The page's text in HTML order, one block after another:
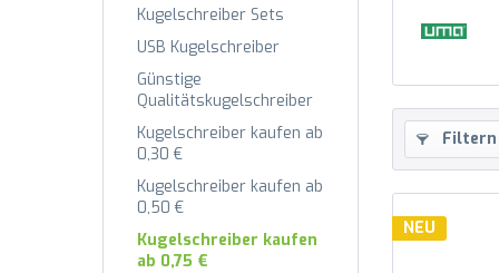
Kugelschreiber Sets
USB Kugelschreiber
Günstige
Qualitätskugelschreiber
Kugelschreiber kaufen ab
0,30 €
Kugelschreiber kaufen ab
0,50 €
Kugelschreiber kaufen
ab 0,75 €
Filtern
NEU